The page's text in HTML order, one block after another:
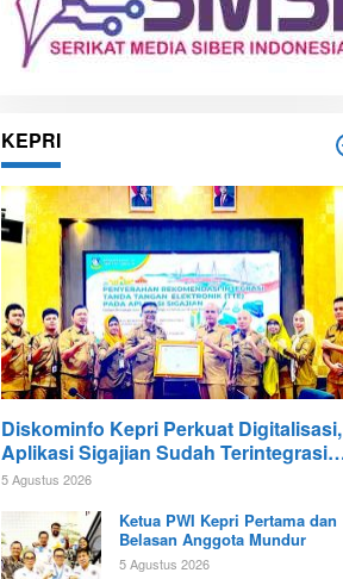
KEPRI
Diskominfo Kepri Perkuat Digitalisasi,
Aplikasi Sigajian Sudah Terintegrasi
TTE
5 Agustus 2026
Ketua PWI Kepri Pertama dan
Belasan Anggota Mundur
5 Agustus 2026